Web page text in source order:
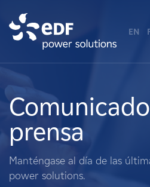
Sobre nosotros
Qué hacemos
Terratenientes
EN
prensa
Manténgase al día de las
power solutions.